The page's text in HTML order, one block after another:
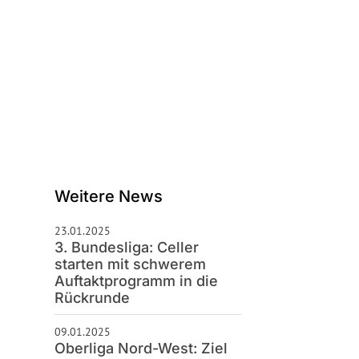
Weitere News
23.01.2025
3. Bundesliga: Celler
starten mit schwerem
Auftaktprogramm in die
Rückrunde
09.01.2025
Oberliga Nord-West: Ziel